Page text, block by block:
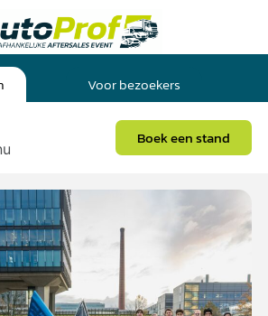
Voor bezoekers
Boek een stand